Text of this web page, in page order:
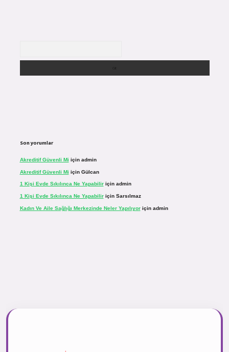
Son yorumlar
Akreditif Güvenli Mi için admin
Akreditif Güvenli Mi için Gülcan
1 Kişi Evde Sıkılınca Ne Yapabiliriçin admin
1 Kişi Evde Sıkılınca Ne Yapabiliriçin Sarsılmaz
Kadın Ve Aile Sağlığı Merkezinde Neler Yapılıyoriçin admin